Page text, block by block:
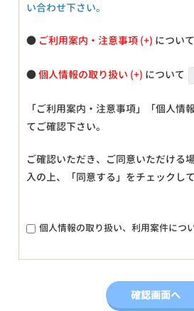
い合わせ下さい。
● ご利用案内・注意事項 について
●個人情報の取り扱い について
「ご利用案内・注意事項」「個人情
てご確認下さい。
ご確認いただき、ご同意いただける
入の上、「同意する」をチェックして
個人情報の取り扱い、利用案件につ